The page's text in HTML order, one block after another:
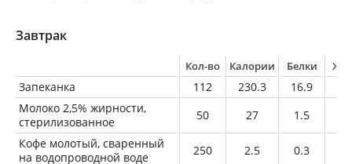
Завтрак
Кол-во Калории Белки
Запеканка 112 230.3 16.9
Молоко 2,5% жирности,
стерилизованное
50 27 1.5
Кофе молотый, сваренный
на водопроводной воде
250 2.5 0.3